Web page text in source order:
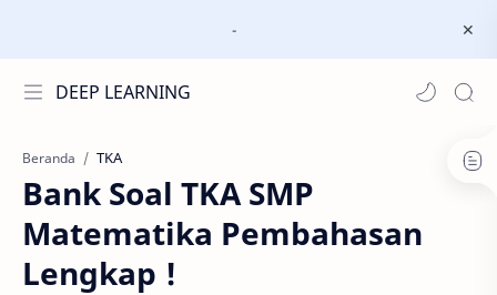
-
DEEP LEARNING
Beranda TKA
Bank Soal TKA SMP
Matematika Pembahasan
Lengkap !